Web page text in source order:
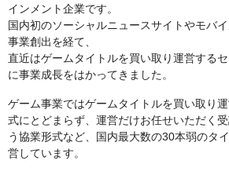
インメント企業です。
国内初のソーシャルニュースサイトやモバ
事業創出を経て、
直近はゲームタイトルを買い取り運営する
に事業成長をはかってきました。
ゲーム事業ではゲームタイトルを買い取り
式にとどまらず、運営だけお任せいただく
う協業形式など、国内最大数の30本弱のタ
営しています。